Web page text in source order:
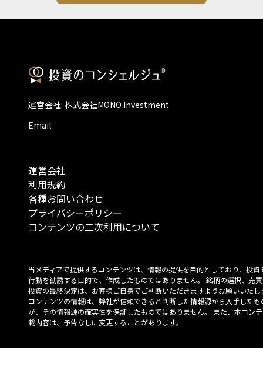
運営会社: 株式会社MONO Investment
Email:
運営会社
利用規約
各種お問い合わせ
プライバシーポリシー
コンテンツの二次利用について
当メディアで提供するコンテンツは、情報の提供を目的としており、投資
行動を勧誘する目的で、作成したものではありません。 銘柄の選択、売
投資の最終決定は、お客様ご自身でご判断いただきますようお願いいたし
コンテンツの情報は、弊社が信頼できると判断した情報源から入手したも
が、その情報源の確実性を保証したものではありません。 また、本コン
載内容は、予告なしに変更することがあります。